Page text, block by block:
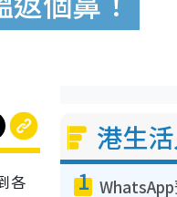
各
港生
1